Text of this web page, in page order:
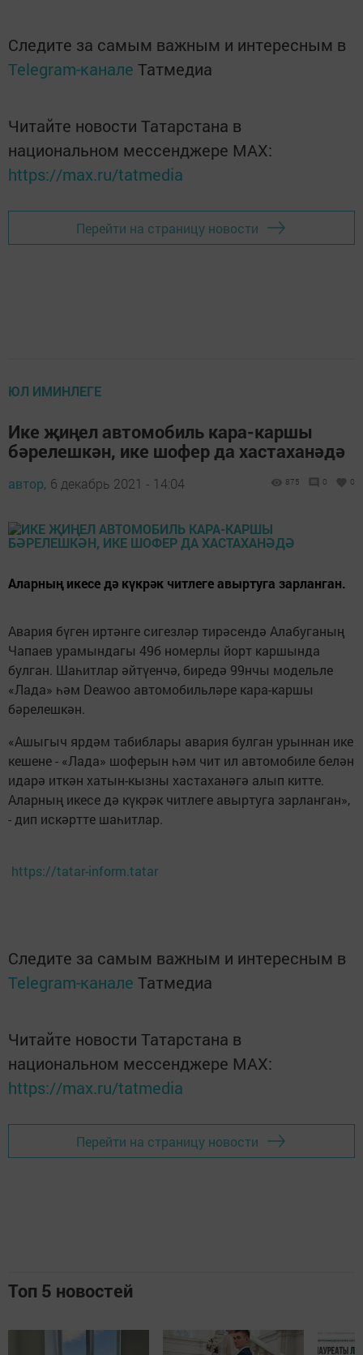
Следите за самым важным и интересным в
Telegram-канале Татмедиа
Читайте новости Татарстана в
национальном мессенджере MАХ:
https://max.ru/tatmedia
Перейти на страницу новости
ЮЛ ИМИНЛЕГЕ
Ике җиңел автомобиль кара-каршы
бәрелешкән, ике шофер да хастаханәдә
автор, 6 декабрь 2021 - 14:04 875 0 0
Аларның икесе дә күкрәк читлеге авыртуга зарланган.
Авария бүген иртәнге сигезләр тирәсендә Алабуганың
Чапаев урамындагы 49б номерлы йорт каршында
булган. Шаһитлар әйтүенчә, биредә 99нчы модельле
«Лада» һәм Deawoo автомобильләре кара-каршы
бәрелешкән.
«Ашыгыч ярдәм табиблары авария булган урыннан ике
кешене - «Лада» шоферын һәм чит ил автомобиле белән
идарә иткән хатын-кызны хастаханәгә алып китте.
Аларның икесе дә күкрәк читлеге авыртуга зарланган»,
- дип искәртте шаһитлар.
https://tatar-inform.tatar
Следите за самым важным и интересным в
Telegram-канале Татмедиа
Читайте новости Татарстана в
национальном мессенджере MАХ:
https://max.ru/tatmedia
Перейти на страницу новости
Топ 5 новостей